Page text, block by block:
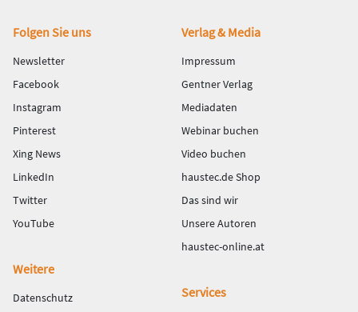
Fußbereich
Folgen Sie uns
Newsletter
Facebook
Instagram
Pinterest
Xing News
LinkedIn
Twitter
YouTube
Verlag & Media
Impressum
Gentner Verlag
Mediadaten
Webinar buchen
Video buchen
haustec.de Shop
Das sind wir
Unsere Autoren
haustec-online.at
Weitere
Datenschutz
Services